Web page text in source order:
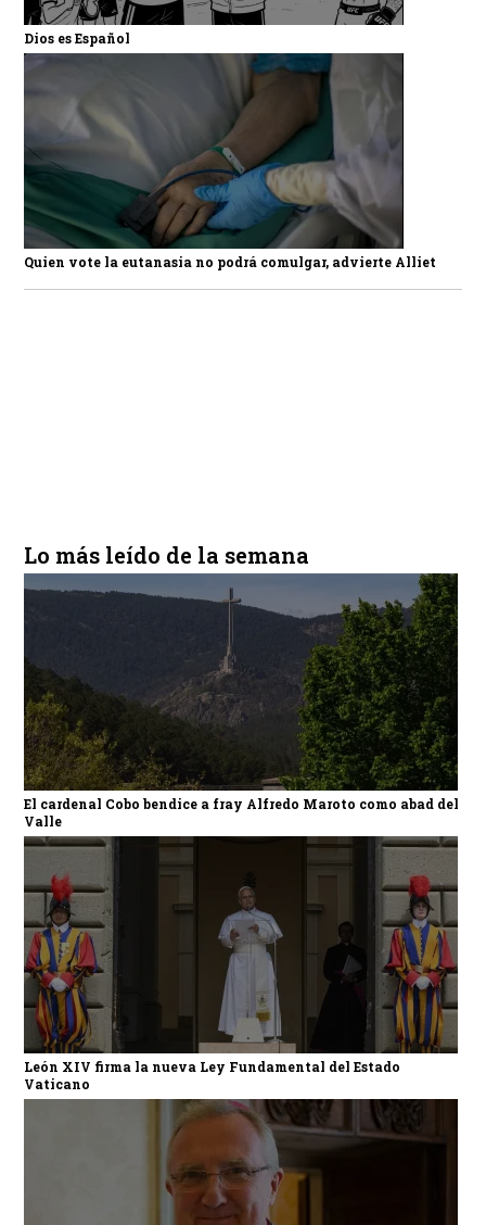
Dios es Español
Quien vote la eutanasia no podrá comulgar, advierte Alliet
Lo más leído de la semana
El cardenal Cobo bendice a fray Alfredo Maroto como abad del
Valle
León XIV firma la nueva Ley Fundamental del Estado
Vaticano